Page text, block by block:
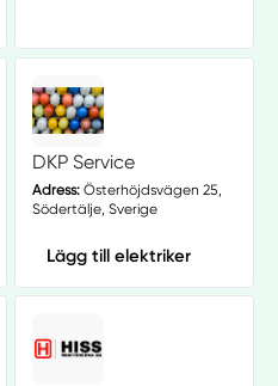
DKP Service
Adress:Österhöjdsvägen 25,
Södertälje, Sverige
Lägg till elektriker